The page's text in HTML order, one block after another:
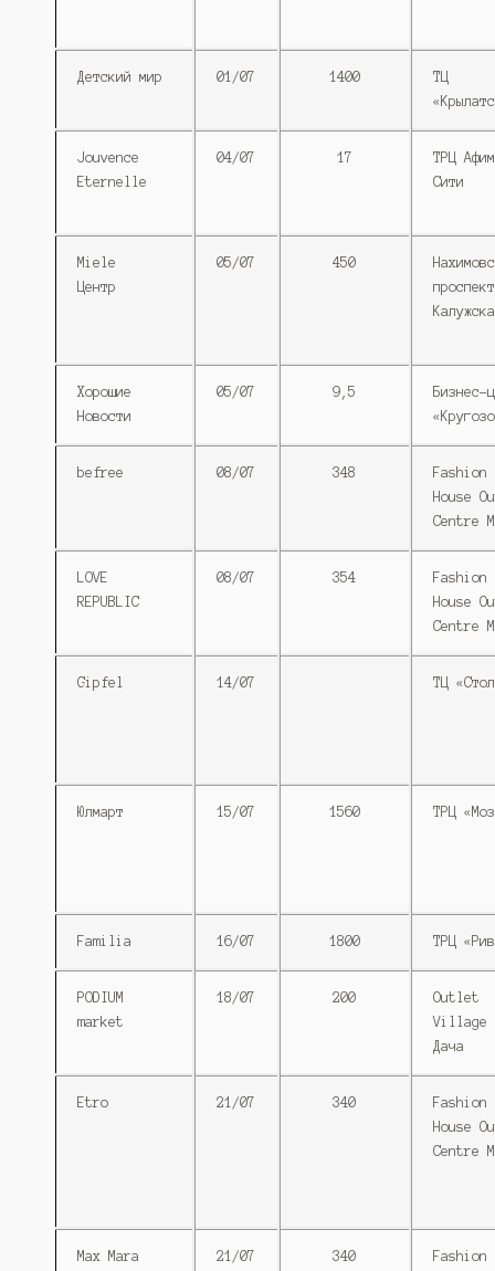
Детский мир 01/07 1400
ТЦ
Jouvence
Eternelle
04/07 17
ТРЦ
Сити
Miele
Центр
05/07 450
Хорошие
Новости
05/07 9,5
Бизнес-
befree 08/07 348
Fashion
House
Centre
LOVE
REPUBLIC
08/07 354
Fashion
House
Centre
Gipfel 14/07 ТЦ
Юлмарт 15/07 1560 ТРЦ
Familia 16/07 1800 ТРЦ
PODIUM
market
18/07 200
Outlet
Village
Дача
Etro 21/07 340
Fashion
House
Centre
Max Mara 21/07 340
Fashion